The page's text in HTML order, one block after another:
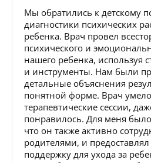
Мы обратились к детскому
диагностики психических
ребенка. Врач провел
психического и
нашего ребенка, используя
и инструменты. Нам были
детальные объяснения
понятной форме. Врач
терапевтические сессии,
понравилось. Для меня
что он также активно
родителями, и
поддержку для ухода за